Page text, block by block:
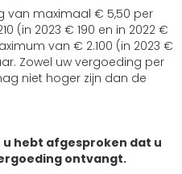
van maximaal € 5,50 per
(in 2023 € 190 en in 2022 €
van € 2.100 (in 2023 €
Zowel uw vergoeding per
niet hoger zijn dan de
u hebt afgesproken dat u
ontvangt.